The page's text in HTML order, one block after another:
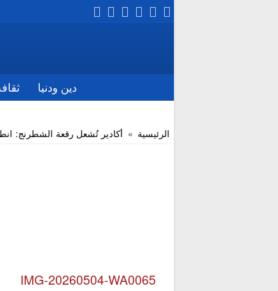
دين ودنيا
الرئيسية » أكادير تُشعل رقعة الشطرنج:
IMG-20260504-WA0065